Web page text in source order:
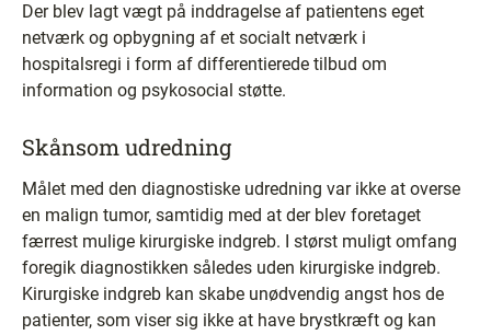
Der blev lagt vægt på inddragelse af patientens eget
netværk og opbygning af et socialt netværk i
hospitalsregi i form af differentierede tilbud om
information og psykosocial støtte.
Skånsom udredning
Målet med den diagnostiske udredning var ikke at overse
en malign tumor, samtidig med at der blev foretaget
færrest mulige kirurgiske indgreb. I størst muligt omfang
foregik diagnostikken således uden kirurgiske indgreb.
Kirurgiske indgreb kan skabe unødvendig angst hos de
patienter, som viser sig ikke at have brystkræft og kan